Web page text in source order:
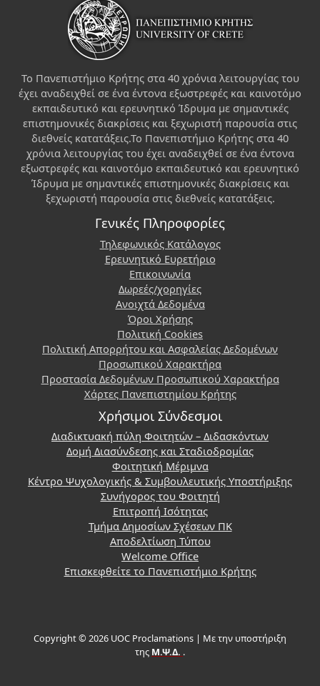
Το Πανεπιστήμιο Κρήτης στα 40 χρόνια λειτουργίας του
έχει αναδειχθεί σε ένα έντονα εξωστρεφές και καινοτόμο
εκπαιδευτικό και ερευνητικό Ίδρυμα με σημαντικές
επιστημονικές διακρίσεις και ξεχωριστή παρουσία στις
διεθνείς κατατάξεις.Το Πανεπιστήμιο Κρήτης στα 40
χρόνια λειτουργίας του έχει αναδειχθεί σε ένα έντονα
εξωστρεφές και καινοτόμο εκπαιδευτικό και ερευνητικό
Ίδρυμα με σημαντικές επιστημονικές διακρίσεις και
ξεχωριστή παρουσία στις διεθνείς κατατάξεις.
Γενικές Πληροφορίες
Τηλεφωνικός Κατάλογος
Ερευνητικό Ευρετήριο
Επικοινωνία
Δωρεές/χορηγίες
Ανοιχτά Δεδομένα
Όροι Χρήσης
Πολιτική Cookies
Πολιτική Απορρήτου και Ασφαλείας Δεδομένων
Προσωπικού Χαρακτήρα
Προστασία Δεδομένων Προσωπικού Χαρακτήρα
Χάρτες Πανεπιστημίου Κρήτης
Χρήσιμοι Σύνδεσμοι
Διαδικτυακή πύλη Φοιτητών – Διδασκόντων
Δομή Διασύνδεσης και Σταδιοδρομίας
Φοιτητική Μέριμνα
Κέντρο Ψυχολογικής & Συμβουλευτικής Υποστήριξης
Συνήγορος του Φοιτητή
Επιτροπή Ισότητας
Τμήμα Δημοσίων Σχέσεων ΠΚ
Αποδελτίωση Τύπου
Welcome Office
Επισκεφθείτε το Πανεπιστήμιο Κρήτης
Copyright © 2026 UOC Proclamations | Με την υποστήριξη
της Μ.Ψ.Δ. .